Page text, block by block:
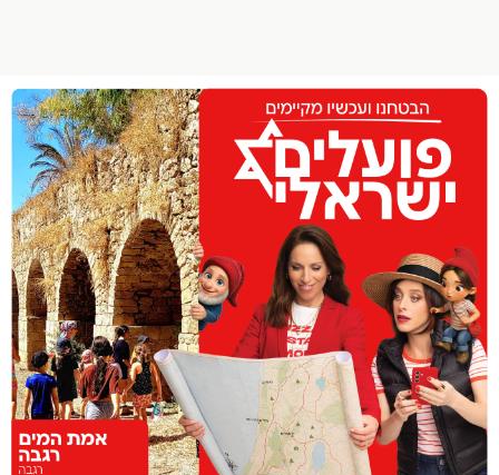
הפרופיל שלי
התנתק